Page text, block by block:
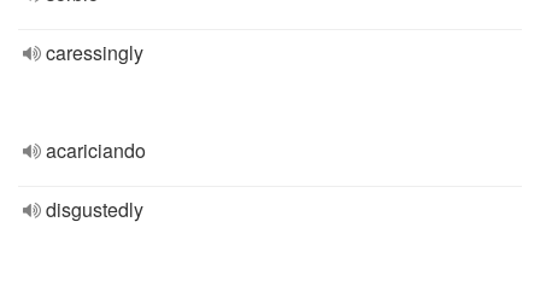
caressingly
acariciando
disgustedly